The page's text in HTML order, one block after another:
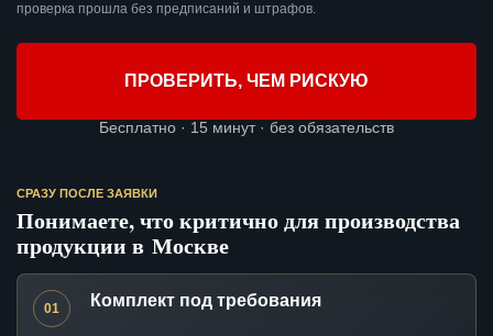
проверка прошла без предписаний и штрафов.
ПРОВЕРИТЬ, ЧЕМ РИСКУЮ
Бесплатно · 15 минут · без обязательств
СРАЗУ ПОСЛЕ ЗАЯВКИ
Понимаете, что критично для производства
продукции в Москве
01 Комплект под требования